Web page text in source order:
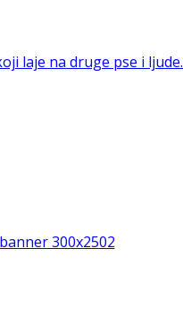
laje na druge pse i ljude.